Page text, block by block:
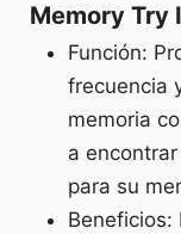
Memory Try
Función:
frecuencia
memoria
a
para su
Beneficios: